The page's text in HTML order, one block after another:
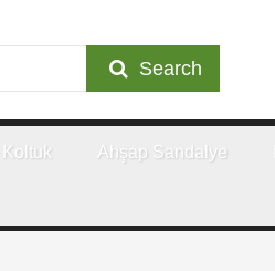
Search
Koltuk Ahşap Sandalye